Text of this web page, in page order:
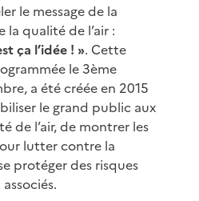
le message de la
qualité de l’air :
ça l’idée ! ». Cette
le 3ème
a été créée en 2015
le grand public aux
de l’air, de montrer les
lutter contre la
protéger des risques